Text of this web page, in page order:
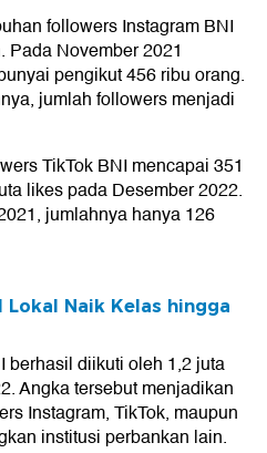
followers Instagram BNI
Pada November 2021
pengikut 456 ribu orang.
jumlah followers menjadi
TikTok BNI mencapai 351
likes pada Desember 2022.
jumlahnya hanya 126
Lokal Naik Kelas hingga
berhasil diikuti oleh 1,2 juta
Angka tersebut menjadikan
Instagram, TikTok, maupun
institusi perbankan lain.